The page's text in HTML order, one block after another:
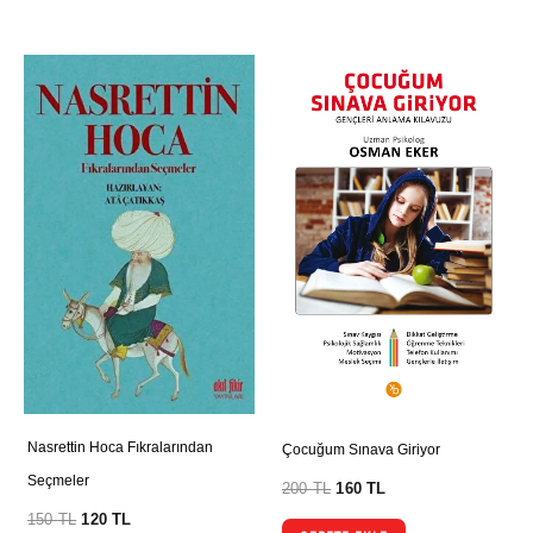
Nasrettin Hoca Fıkralarından
Seçmeler
150TL 120TL
Çocuğum Sınava Giriyor
200TL 160TL